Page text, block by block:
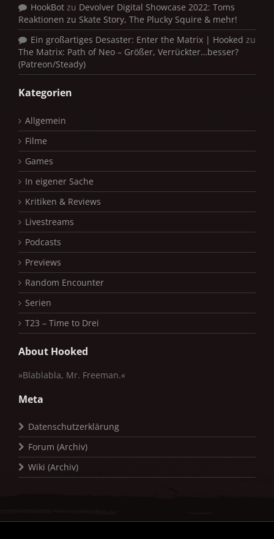
HookBot zu Devolver Digital Showcase 2022: Toms
Reaktionen zu Skate Story, The Plucky Squire & mehr!
Ein großartiges Desaster: Enter the Matrix | Hooked zu
The Matrix: Path of Neo – Größer, Verrückter…besser?
(Patreon/Steady)
Kategorien
Allgemein
Filme
Games
In eigener Sache
Kritiken & Reviews
Livestreams
Podcasts
Previews
Random Encounter
Serien
T23 – Time to Drei
About Hooked
»Blablabla, Mr. Freeman.«
Meta
Datenschutzerklärung
Forum (Archiv)
Wiki (Archiv)